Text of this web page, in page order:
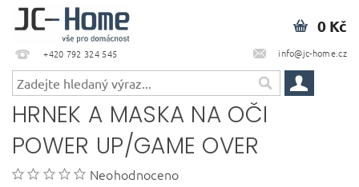
+420 792 324 545 info@jc-home.cz
0 Kč
HRNEK A MASKA NA OČI
POWER UP/GAME OVER
Neohodnoceno